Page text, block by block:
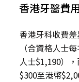
香港牙醫費用
香港牙科收費
（合資格人士
人士$1,190）
$300至港幣